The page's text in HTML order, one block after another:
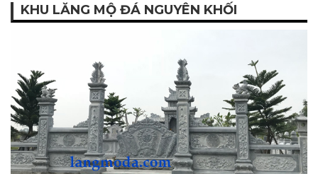
KHU LĂNG MỘ ĐÁ NGUYÊN KHỐI